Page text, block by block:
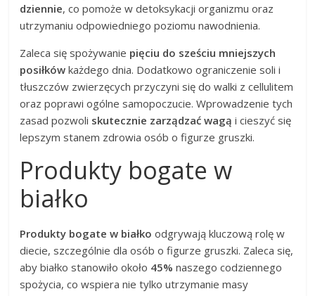
dziennie, co pomoże w detoksykacji organizmu oraz
utrzymaniu odpowiedniego poziomu nawodnienia.
Zaleca się spożywanie pięciu do sześciu mniejszych
posiłków każdego dnia. Dodatkowo ograniczenie soli i
tłuszczów zwierzęcych przyczyni się do walki z cellulitem
oraz poprawi ogólne samopoczucie. Wprowadzenie tych
zasad pozwoli skutecznie zarządzać wagą i cieszyć się
lepszym stanem zdrowia osób o figurze gruszki.
Produkty bogate w
białko
Produkty bogate w białko odgrywają kluczową rolę w
diecie, szczególnie dla osób o figurze gruszki. Zaleca się,
aby białko stanowiło około 45% naszego codziennego
spożycia, co wspiera nie tylko utrzymanie masy